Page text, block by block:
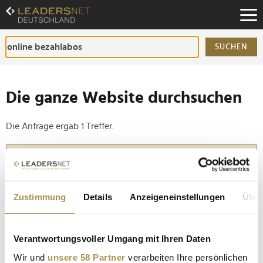
Zustimmung Details Anzeigeneinstellungen
Verantwortungsvoller Umgang mit Ihren Daten
Wir und unsere 58 Partner verarbeiten Ihre persönlichen
Zum
Inhalt
Zur
Fußzeilen-
Navigation
SUCHEN
Die ganze Website durchsuchen
Die Anfrage ergab 1 Treffer.
Tipp
Seiten suchen, die genau diese Wortgruppe enthalten:
Setzen Sie die gesuchten Wörter zwischen
reicht Klage gegen Hamburger Datenschutzbehörde